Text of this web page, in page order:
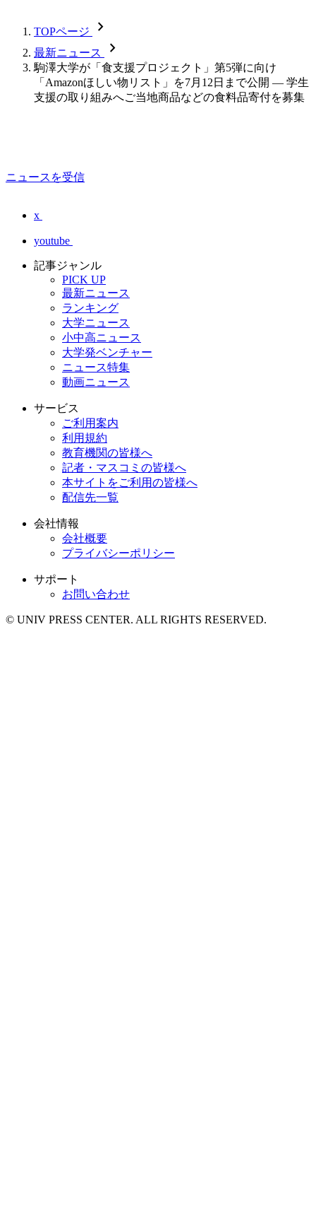
TOPページ chevron_forward
最新ニュース chevron_forward
駒澤大学が「食支援プロジェクト」第5弾に向け
「Amazonほしい物リスト」を7月12日まで公開 — 学生
支援の取り組みへご当地商品などの食料品寄付を募集
ニュースを受信
x
youtube
記事ジャンル
PICK UP
最新ニュース
ランキング
大学ニュース
小中高ニュース
大学発ベンチャー
ニュース特集
動画ニュース
サービス
ご利用案内
利用規約
教育機関の皆様へ
記者・マスコミの皆様へ
本サイトをご利用の皆様へ
配信先一覧
会社情報
会社概要
プライバシーポリシー
サポート
お問い合わせ
© UNIV PRESS CENTER. ALL RIGHTS RESERVED.